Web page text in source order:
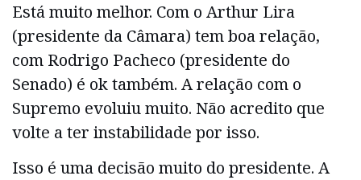
Está muito melhor. Com o Arthur Lira
(presidente da Câmara) tem boa relação,
com Rodrigo Pacheco (presidente do
Senado) é ok também. A relação com o
Supremo evoluiu muito. Não acredito que
volte a ter instabilidade por isso.
Isso é uma decisão muito do presidente. A